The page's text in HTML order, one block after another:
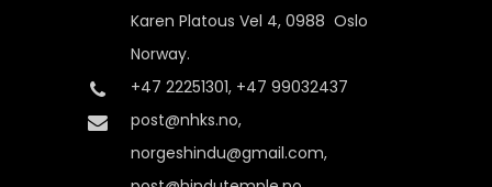
Karen Platous Vel 4, 0988 Oslo
Norway.
+47 22251301, +47 99032437
post@nhks.no,
norgeshindu@gmail.com,